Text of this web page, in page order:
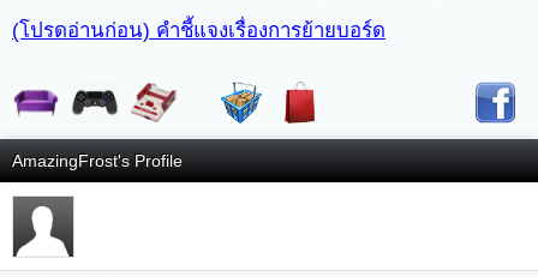
(โปรดอ่านก่อน) คำชี้แจงเรื่องการย้ายบอร์ด
AmazingFrost's Profile